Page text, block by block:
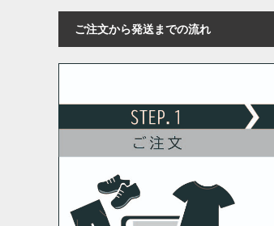
ご注文から発送までの流れ